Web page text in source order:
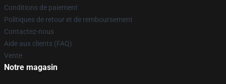
Conditions de paiement
Politiques de retour et de remboursement
Contactez-nous
Aide aux clients (FAQ)
Vente
Notre magasin